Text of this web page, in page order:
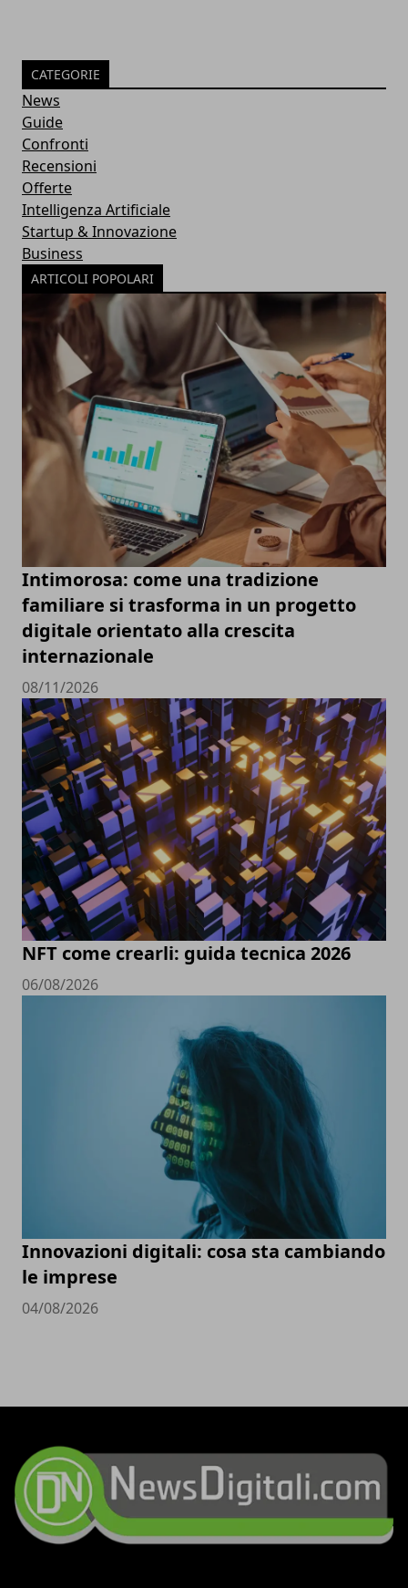
CATEGORIE
News
Guide
Confronti
Recensioni
Offerte
Intelligenza Artificiale
Startup & Innovazione
Business
ARTICOLI POPOLARI
Intimorosa: come una tradizione
familiare si trasforma in un progetto
digitale orientato alla crescita
internazionale
08/11/2026
NFT come crearli: guida tecnica 2026
06/08/2026
Innovazioni digitali: cosa sta cambiando
le imprese
04/08/2026